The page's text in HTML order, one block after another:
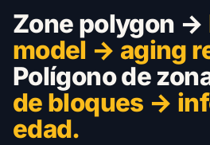
Zone polygon →
model → aging
Polígono de
de bloques →
edad.